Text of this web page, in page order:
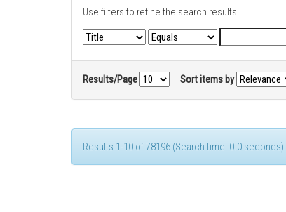
Use filters to refine the search results.
Results/Page | Sort items by
Results 1-10 of 78196 (Search time: 0.0 seconds).